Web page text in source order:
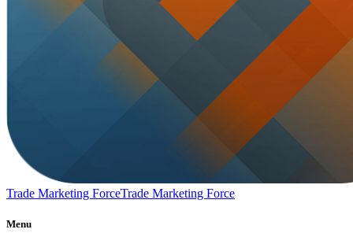
Trade Marketing ForceTrade Marketing Force
Menu